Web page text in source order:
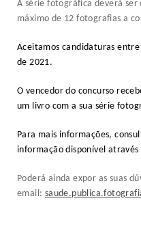
A série fotográfica deverá
máximo de 12 fotografias a
Aceitamos candidaturas entre
de 2021.
O vencedor do concurso
um livro com a sua série
Para mais informações,
informação disponível através
Poderá ainda expor as suas
email: saude.publica.